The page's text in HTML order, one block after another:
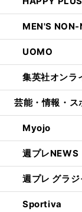
MEN'S NON-
UOMO
集英社オンラ
芸能・情報・ス
Myojo
週プレNEWS
週プレ グラジ
Sportiva